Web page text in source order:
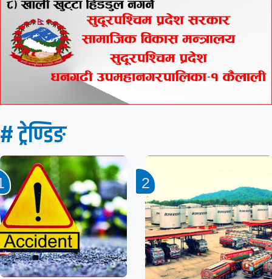
# ट्रेण्डिङ